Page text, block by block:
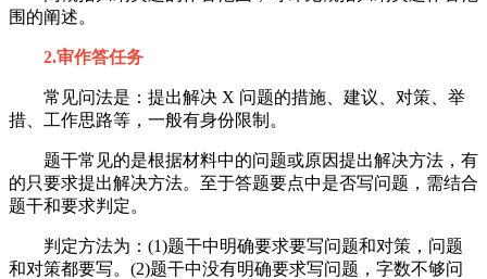
围的阐述。
2.审作答任务
常见问法是：提出解决 X 问题的措施、建议、对策、举
措、工作思路等，一般有身份限制。
题干常见的是根据材料中的问题或原因提出解决方法，有
的只要求提出解决方法。至于答题要点中是否写问题，需结合
题干和要求判定。
判定方法为：(1)题干中明确要求要写问题和对策，问题
和对策都要写。(2)题干中没有明确要求写问题，字数不够问